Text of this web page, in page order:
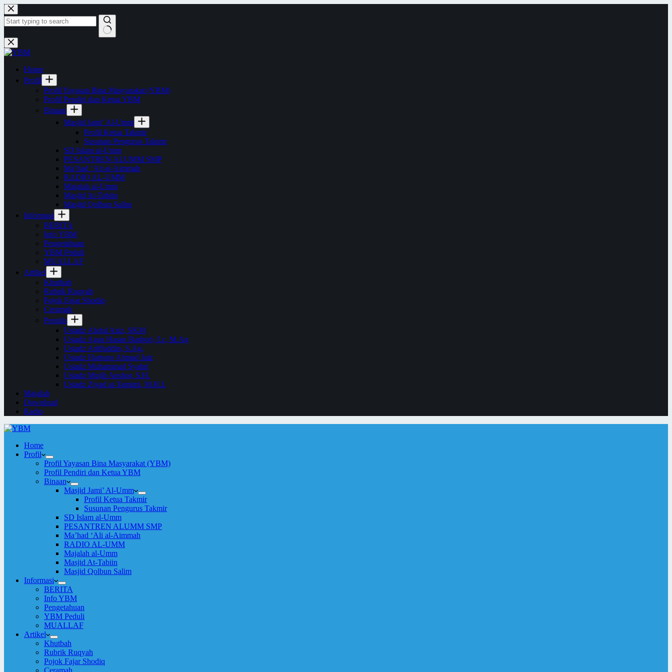
Skip
to
content
No
results
Home
Profil
Profil Yayasan Bina Masyarakat (YBM)
Profil Pendiri dan Ketua YBM
Binaan
Masjid Jami’ Al-Umm
Profil Ketua Takmir
Susunan Pengurus Takmir
SD Islam al-Umm
PESANTREN ALUMM SMP
Ma’had ‘Ali al-Aimmah
RADIO AL-UMM
Majalah al-Umm
Masjid At-Tabiin
Masjid Qolbun Salim
Informasi
BERITA
Info YBM
Pengetahuan
YBM Peduli
MUALLAF
Artikel
Khutbah
Rubrik Ruqyah
Pojok Fajar Shodiq
Ceramah
Penulis
Ustadz Abdul Aziz, SKM
Ustadz Agus Hasan Bashori, Lc, M.Ag
Ustadz Ariffuddin, S.Ag.
Ustadz Hartono Ahmad Jaiz
Ustadz Muhammad Syahri
Ustadz Mujib Anshor, S.H.
Ustadz Ziyad at-Tamimi, M.H.I.
Majalah
Download
Radio
Home
Profil
Profil Yayasan Bina Masyarakat (YBM)
Profil Pendiri dan Ketua YBM
Binaan
Masjid Jami’ Al-Umm
Profil Ketua Takmir
Susunan Pengurus Takmir
SD Islam al-Umm
PESANTREN ALUMM SMP
Ma’had ‘Ali al-Aimmah
RADIO AL-UMM
Majalah al-Umm
Masjid At-Tabiin
Masjid Qolbun Salim
Informasi
BERITA
Info YBM
Pengetahuan
YBM Peduli
MUALLAF
Artikel
Khutbah
Rubrik Ruqyah
Pojok Fajar Shodiq
Ceramah